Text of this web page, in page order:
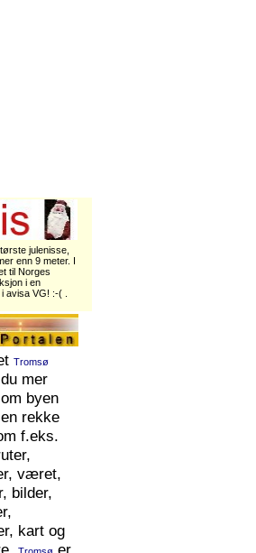
julenisse,
enn 9 meter. I
til Norges
i en
avisa VG! :-( .
Tromsø
mer
byen
rekke
f.eks.
været,
bilder,
kart og
er